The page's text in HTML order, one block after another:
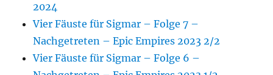
2024
Vier Fäuste für Sigmar – Folge 7 –
Nachgetreten – Epic Empires 2023 2/2
Vier Fäuste für Sigmar – Folge 6 –